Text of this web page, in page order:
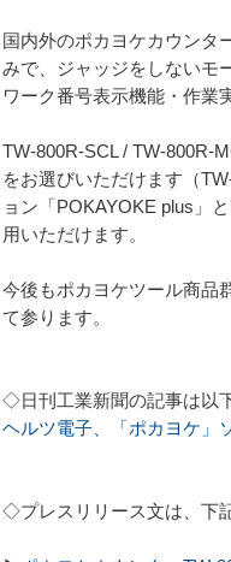
国内外のポカヨケカウンタ
みで、ジャッジをしないモ
ワーク番号表示機能・作業
TW-800R-SCL / TW-800R-
をお選びいただけます（
ョン「POKAYOKE plus」
用いただけます。
今後もポカヨケツール商品
て参ります。
◇日刊工業新聞の記事は以
ヘルツ電子、「ポカヨケ
◇プレスリリース文は、下